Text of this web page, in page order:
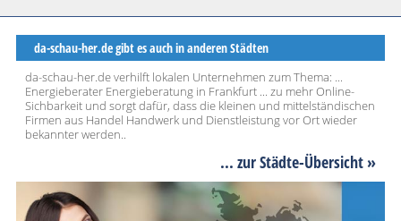
da-schau-her.de gibt es auch in anderen Städten
da-schau-her.de verhilft lokalen Unternehmen zum Thema: ...
Energieberater Energieberatung in Frankfurt ... zu mehr Online-
Sichbarkeit und sorgt dafür, dass die kleinen und mittelständischen
Firmen aus Handel Handwerk und Dienstleistung vor Ort wieder
bekannter werden..
... zur Städte-Übersicht »